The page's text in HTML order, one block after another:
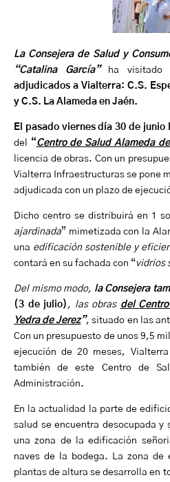
La Consejera de Salud y
“Catalina García”
ha visitado
adjudicados a Vialterra: C.S.
y C.S. La Alameda en Jaén.
El pasado viernes día 30 de junio
del “Centro de Salud Alameda
licencia de obras. Con un
Vialterra Infraestructuras se pone
adjudicada con un plazo de
Dicho centro se distribuirá en 1
ajardinada” mimetizada con la
una edificación sostenible y
contará en su fachada con “ vidrios
Del mismo modo, la Consejera
(3 de julio) , las obras del
Yedra de Jerez”, situado en las
Con un presupuesto de unos 9,5
ejecución de 20 meses,
también de este Centro de
Administración.
En la actualidad la parte de
salud se encuentra desocupada y
una zona de la edificación
naves de la bodega. La zona de
plantas de altura se desarrolla en